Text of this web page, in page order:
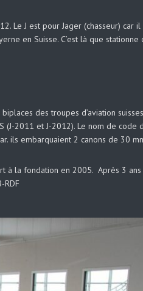
Le J est pour Jager (chasseur) car
en Suisse. C’est là que stationne
des troupes d’aviation
2011 et J-2012). Le nom de code
ils embarquaient 2 canons de 30
à la fondation en 2005. Après 3
RDF